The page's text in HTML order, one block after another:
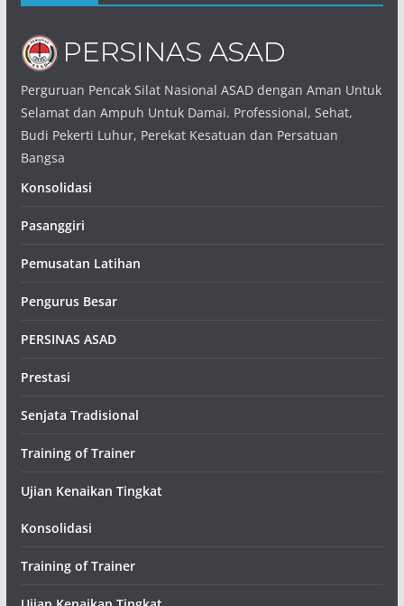
Perguruan Pencak Silat Nasional ASAD dengan Aman Untuk
Selamat dan Ampuh Untuk Damai. Professional, Sehat,
Budi Pekerti Luhur, Perekat Kesatuan dan Persatuan
Bangsa
Konsolidasi
Pasanggiri
Pemusatan Latihan
Pengurus Besar
PERSINAS ASAD
Prestasi
Senjata Tradisional
Training of Trainer
Ujian Kenaikan Tingkat
Konsolidasi
Training of Trainer